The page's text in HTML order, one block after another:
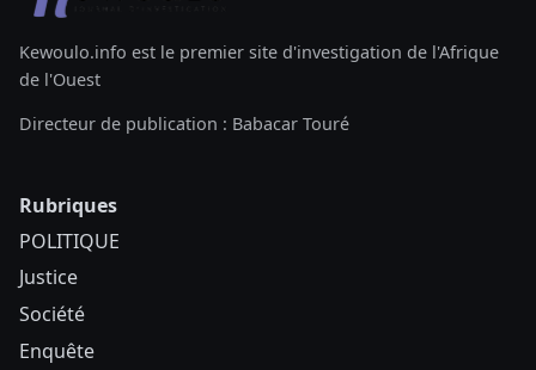
Kewoulo.info est le premier site d'investigation de l'Afrique
de l'Ouest
Directeur de publication : Babacar Touré
Rubriques
POLITIQUE
Justice
Société
Enquête